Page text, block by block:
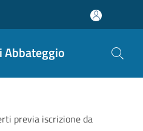
Abbateggio
previa iscrizione da